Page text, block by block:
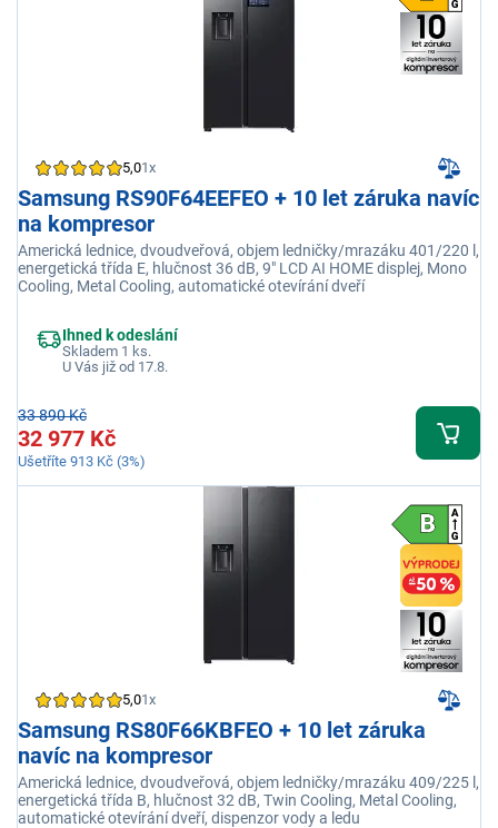
5,01x
Samsung RS90F64EEFEO + 10 let záruka navíc
na kompresor
Americká lednice, dvoudveřová, objem ledničky/mrazáku 401/220 l,
energetická třída E, hlučnost 36 dB, 9" LCD AI HOME displej, Mono
Cooling, Metal Cooling, automatické otevírání dveří
Ihned k odeslání
Skladem 1 ks.
U Vás již od 17.8.
33 890 Kč
32 977 Kč
Ušetříte 913 Kč (3%)
5,01x
Samsung RS80F66KBFEO + 10 let záruka
navíc na kompresor
Americká lednice, dvoudveřová, objem ledničky/mrazáku 409/225 l,
energetická třída B, hlučnost 32 dB, Twin Cooling, Metal Cooling,
automatické otevírání dveří, dispenzor vody a ledu